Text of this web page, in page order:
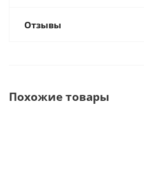
Отзывы
Похожие товары